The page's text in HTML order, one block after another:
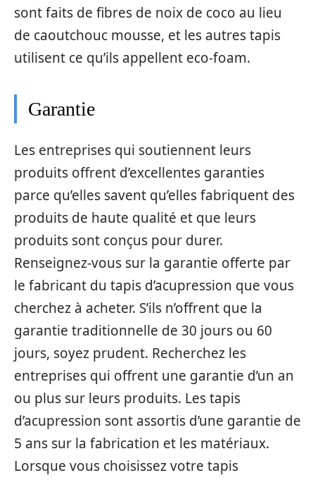
sont faits de fibres de noix de coco au lieu
de caoutchouc mousse, et les autres tapis
utilisent ce qu’ils appellent eco-foam.
Garantie
Les entreprises qui soutiennent leurs
produits offrent d’excellentes garanties
parce qu’elles savent qu’elles fabriquent des
produits de haute qualité et que leurs
produits sont conçus pour durer.
Renseignez-vous sur la garantie offerte par
le fabricant du tapis d’acupression que vous
cherchez à acheter. S’ils n’offrent que la
garantie traditionnelle de 30 jours ou 60
jours, soyez prudent. Recherchez les
entreprises qui offrent une garantie d’un an
ou plus sur leurs produits. Les tapis
d’acupression sont assortis d’une garantie de
5 ans sur la fabrication et les matériaux.
Lorsque vous choisissez votre tapis